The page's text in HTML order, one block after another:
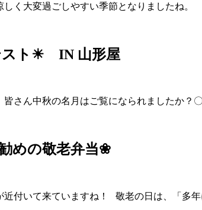
しく大変過ごしやすい季節となりましたね
スト☀ IN 山形屋
皆さん中秋の名月はご覧になられましたか
めの敬老弁当❀
近付いて来ていますね！ 敬老の日は、「多